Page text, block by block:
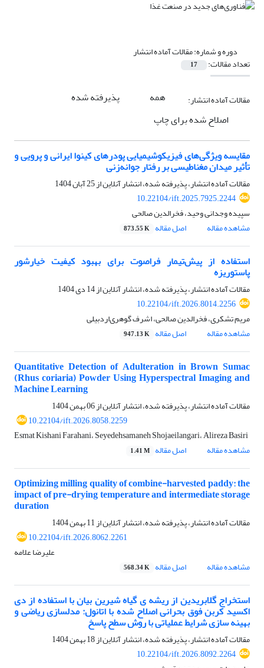
دوره و شماره:مقالات آماده انتشار
تعداد مقالات: 17
مقالات آماده انتشار: همه
پذیرفته شده
اصلاح شده برای چاپ
مقایسه ویژگی‌های فیزیکوشیمیایی پودرهای کینوا ایرانی و پرویی و
تأثیر میدان مغناطیسی بر رفتار جوانه‌زنی
مقالات آماده انتشار، پذیرفته شده، انتشار آنلاین از25 آبان 1404
10.22104/ift.2025.7925.2244
سپیده وجدانی وحید، فخرالدین صالحی
مشاهده مقاله
اصل مقاله 873.55 K
استفاده از پیش‌تیمار فراصوت برای بهبود کیفیت خیارشور
پاستوریزه
مقالات آماده انتشار، پذیرفته شده، انتشار آنلاین از14 دی 1404
10.22104/ift.2026.8014.2256
مریم تشکری، فخرالدین صالحی، اشرف گوهری‌اردبیلی
مشاهده مقاله
اصل مقاله 947.13 K
Quantitative Detection of Adulteration in Brown Sumac
(Rhus coriaria) Powder Using Hyperspectral Imaging and
Machine Learning
مقالات آماده انتشار، پذیرفته شده، انتشار آنلاین از06 بهمن 1404
10.22104/ift.2026.8058.2259
Esmat Kishani Farahani، Seyedehsamaneh Shojaeilangari، Alireza Basiri
مشاهده مقاله
اصل مقاله 1.41 M
Optimizing milling quality of combine-harvested paddy: the
impact of pre-drying temperature and intermediate storage
duration
مقالات آماده انتشار، پذیرفته شده، انتشار آنلاین از11 بهمن 1404
10.22104/ift.2026.8062.2261
علیرضا علامه
مشاهده مقاله
اصل مقاله 568.34 K
استخراج گلابریدین از ریشه ی گیاه شیرین بیان با استفاده از دی
اکسید کربن فوق بحرانی اصلاح شده با اتانول: مدلسازی ریاضی و
بهینه سازی شرایط عملیاتی با روش سطح پاسخ
مقالات آماده انتشار، پذیرفته شده، انتشار آنلاین از18 بهمن 1404
10.22104/ift.2026.8092.2264